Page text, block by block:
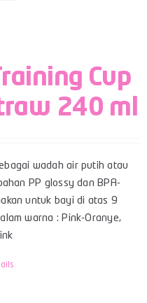
Cup
240 ml
wadah air putih atau
PP glossy dan BPA-
untuk bayi di atas 9
warna : Pink-Oranye,